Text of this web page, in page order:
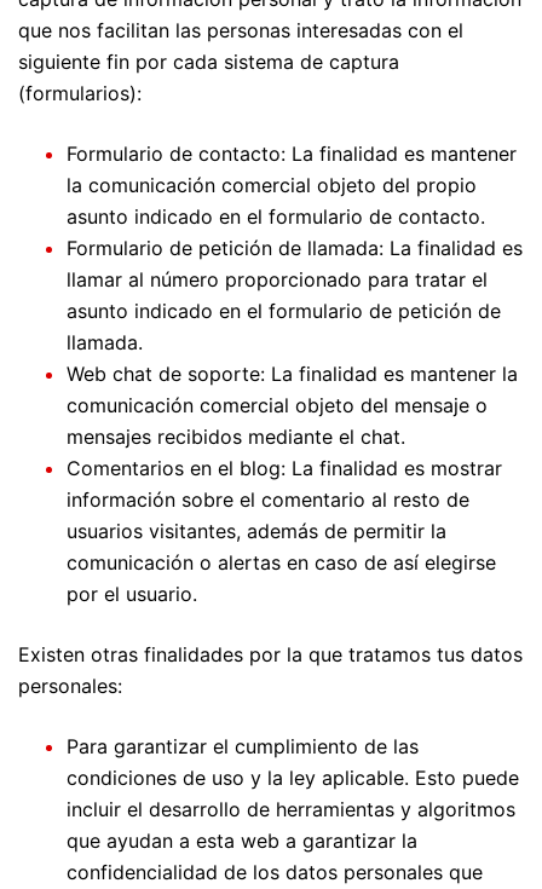
que nos facilitan las personas interesadas con el
siguiente fin por cada sistema de captura
(formularios):
Formulario de contacto: La finalidad es mantener
la comunicación comercial objeto del propio
asunto indicado en el formulario de contacto.
Formulario de petición de llamada: La finalidad es
llamar al número proporcionado para tratar el
asunto indicado en el formulario de petición de
llamada.
Web chat de soporte: La finalidad es mantener la
comunicación comercial objeto del mensaje o
mensajes recibidos mediante el chat.
Comentarios en el blog: La finalidad es mostrar
información sobre el comentario al resto de
usuarios visitantes, además de permitir la
comunicación o alertas en caso de así elegirse
por el usuario.
Existen otras finalidades por la que tratamos tus datos
personales:
Para garantizar el cumplimiento de las
condiciones de uso y la ley aplicable. Esto puede
incluir el desarrollo de herramientas y algoritmos
que ayudan a esta web a garantizar la
confidencialidad de los datos personales que